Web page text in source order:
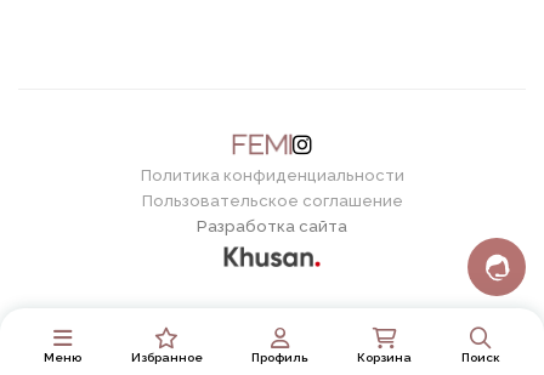
Меню Избранное Профиль Корзина Поиск
Политика конфиденциальности
Пользовательское соглашение
Разработка сайта